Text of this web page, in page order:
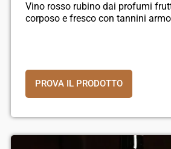
Vino rosso rubino dai profumi
corposo e fresco con tannini
PROVA IL PRODOTTO